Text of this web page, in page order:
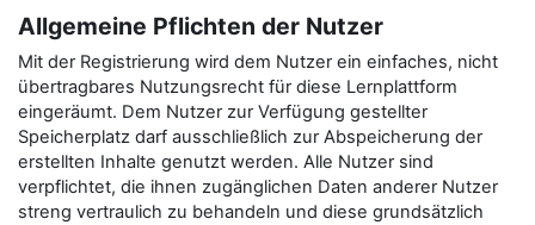
Allgemeine Pflichten der Nutzer
Mit der Registrierung wird dem Nutzer ein einfaches, nicht
übertragbares Nutzungsrecht für diese Lernplattform
eingeräumt. Dem Nutzer zur Verfügung gestellter
Speicherplatz darf ausschließlich zur Abspeicherung der
erstellten Inhalte genutzt werden. Alle Nutzer sind
verpflichtet, die ihnen zugänglichen Daten anderer Nutzer
streng vertraulich zu behandeln und diese grundsätzlich